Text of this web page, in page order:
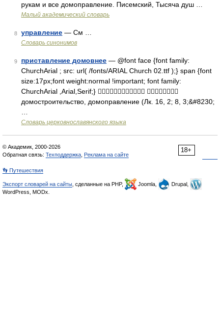
рукам и все домоправление. Писемский, Тысяча душ …
Малый академический словарь
8 управление — См …
Словарь синонимов
9 приставление домовнее — @font face {font family:
ChurchArial ; src: url( /fonts/ARIAL Church 02.ttf );} span {font
size:17px;font weight:normal !important; font family:
ChurchArial ,Arial,Serif;}  
домостроительство, домоправление (Лк. 16, 2; 8, 3;&#8230;
Словарь церковнославянского языка
18+
© Академик, 2000-2026
Обратная связь: Техподдержка Реклама на сайте
👣 Путешествия
Экспорт словарей на сайты , сделанные на PHP, Joomla,
Drupal,
WordPress, MODx.